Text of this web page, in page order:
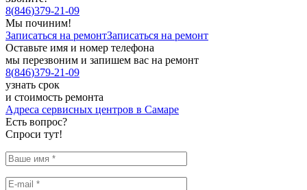
8(846)379-21-09
Мы починим!
Записаться на ремонтЗаписаться на ремонт
Оставьте имя и номер телефона
мы перезвоним и запишем вас на ремонт
8(846)379-21-09
узнать срок
и стоимость ремонта
Адреса сервисных центров в Самаре
Есть вопрос?
Спроси тут!
Ваше имя
E-mail*